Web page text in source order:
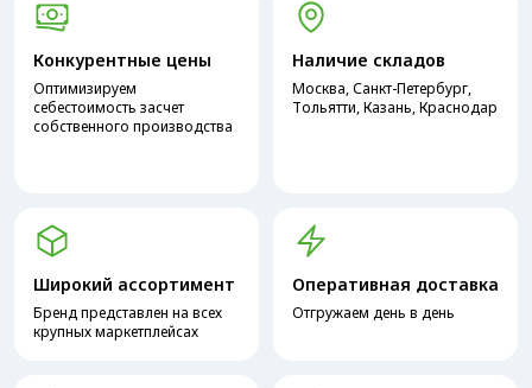
Конкурентные цены
Оптимизируем
себестоимость засчет
собственного производства
Наличие складов
Москва, Санкт-Петербург,
Тольятти, Казань, Краснодар
Широкий ассортимент
Бренд представлен на всех
крупных маркетплейсах
Оперативная доставка
Отгружаем день в день